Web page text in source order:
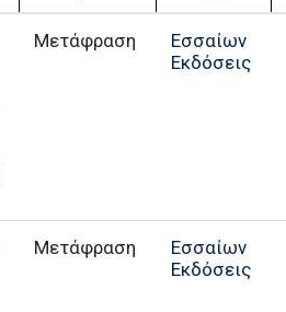
Μετάφραση
Εσσαίων
Εκδόσεις
Μετάφραση
Εσσαίων
Εκδόσεις